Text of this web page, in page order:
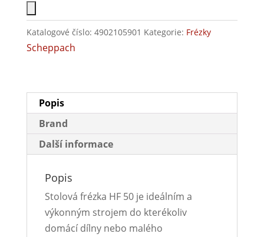
Katalogové číslo: 4902105901 Kategorie: Frézky
Scheppach
Popis
Brand
Další informace
Popis
Stolová frézka HF 50 je ideálním a
výkonným strojem do kterékoliv
domácí dílny nebo malého